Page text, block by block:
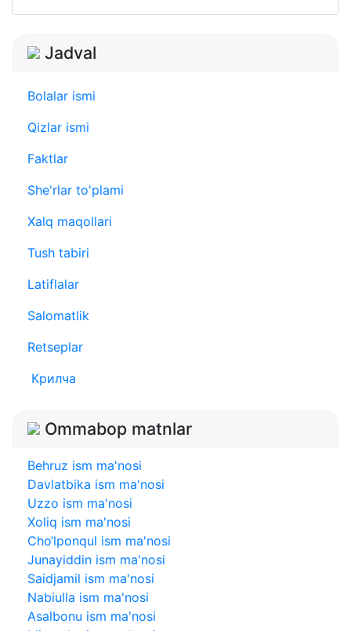
Jadval
Bolalar ismi
Qizlar ismi
Faktlar
She'rlar to'plami
Xalq maqollari
Tush tabiri
Latiflalar
Salomatlik
Retseplar
Крилча
Ommabop matnlar
Behruz ism ma'nosi
Davlatbika ism ma'nosi
Uzzo ism ma'nosi
Xoliq ism ma'nosi
Cho‘lponqul ism ma'nosi
Junayiddin ism ma'nosi
Saidjamil ism ma'nosi
Nabiulla ism ma'nosi
Asalbonu ism ma'nosi